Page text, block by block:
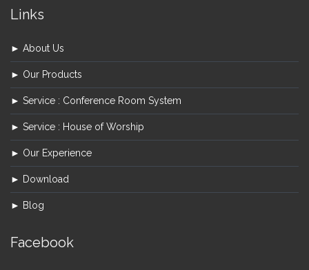
Links
► About Us
► Our Products
► Service : Conference Room System
► Service : House of Worship
► Our Experience
► Download
► Blog
Facebook